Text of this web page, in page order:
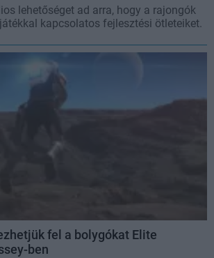
lehetőséget ad arra, hogy a rajongók
kapcsolatos fejlesztési ötleteiket.
fel a bolygókat Elite
ben